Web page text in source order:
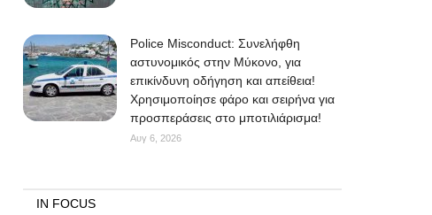
Police Misconduct: Συνελήφθη
αστυνομικός στην Μύκονο, για
επικίνδυνη οδήγηση και απείθεια!
Χρησιμοποίησε φάρο και σειρήνα για
προσπεράσεις στο μποτιλιάρισμα!
Αυγ 6, 2026
IN FOCUS